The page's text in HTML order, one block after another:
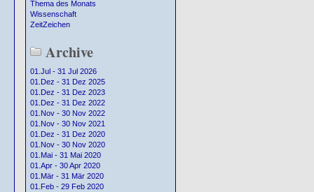
Thema des Monats
Wissenschaft
ZeitZeichen
Archive
01.Jul - 31 Jul 2026
01.Dez - 31 Dez 2025
01.Dez - 31 Dez 2023
01.Dez - 31 Dez 2022
01.Nov - 30 Nov 2022
01.Nov - 30 Nov 2021
01.Dez - 31 Dez 2020
01.Nov - 30 Nov 2020
01.Mai - 31 Mai 2020
01.Apr - 30 Apr 2020
01.Mär - 31 Mär 2020
01.Feb - 29 Feb 2020